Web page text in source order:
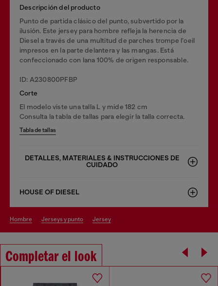
Descripción del producto
Punto de partida clásico del punto, subvertido por la
ilusión. Este jersey para hombre refleja la herencia de
Diesel a través de una multitud de parches trompe l’oeil
impresos en la parte delantera y las mangas. Está
confeccionado con lana 100% de origen responsable.
ID: A230800PFBP
Corte
El modelo viste una talla L y mide 182 cm
Consulta la tabla de tallas para elegir la talla correcta.
Tabla de tallas
DETALLES, MATERIALES & INSTRUCCIONES DE
CUIDADO
HOUSE OF DIESEL
hombre jerseys y punto jersey
Completar el look